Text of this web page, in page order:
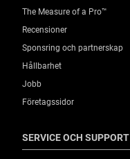
The Measure of a Pro™
Recensioner
Sponsring och partnerskap
Hållbarhet
Jobb
Företagssidor
SERVICE OCH SUPPORT